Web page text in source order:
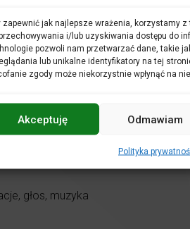
zapewnić jak najlepsze wrażenia, korzystamy
i/lub uzyskiwania dostępu do
pozwoli nam przetwarzać dane, takie
lub unikalne identyfikatory na tej
zgody może niekorzystnie wpłynąć na
Akceptuję Odmawiam
Polityka
zdrowia i sił na najbliższy
ale zagrać z nim? – to
w myślową podróż po
i niecodziennych
głos, muzyka